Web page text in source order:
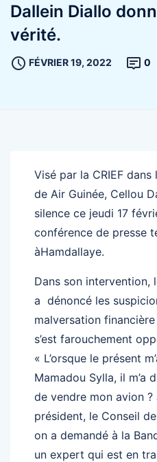
Dallein Diallo
vérité.
FÉVRIER 19, 2022 0
Visé par la CRIEF
de Air Guinée, Cellou
silence ce jeudi 17
conférence de presse
àHamdallaye.
Dans son intervention,
a dénoncé les
malversation
s’est farouchement
« L’orsque le présent
Mamadou Sylla, il m’a
de vendre mon avion
président, le Conseil
on a demandé à la
un expert qui est en